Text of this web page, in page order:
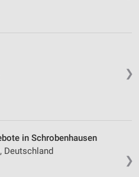
❯
❯
in Schrobenhausen
Deutschland